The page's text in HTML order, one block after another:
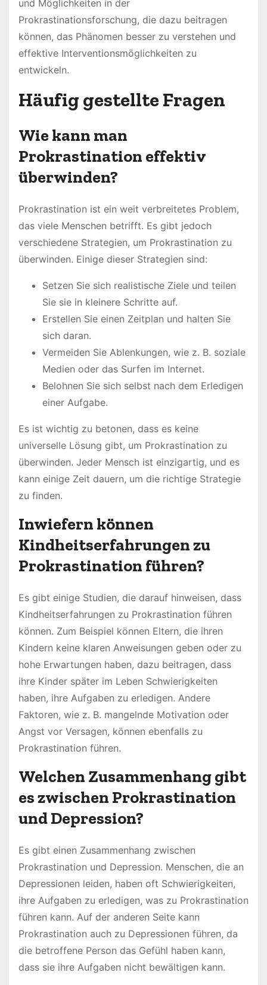
und Möglichkeiten in der
Prokrastinationsforschung, die dazu beitragen
können, das Phänomen besser zu verstehen und
effektive Interventionsmöglichkeiten zu
entwickeln.
Häufig gestellte Fragen
Wie kann man
Prokrastination effektiv
überwinden?
Prokrastination ist ein weit verbreitetes Problem,
das viele Menschen betrifft. Es gibt jedoch
verschiedene Strategien, um Prokrastination zu
überwinden. Einige dieser Strategien sind:
Setzen Sie sich realistische Ziele und teilen
Sie sie in kleinere Schritte auf.
Erstellen Sie einen Zeitplan und halten Sie
sich daran.
Vermeiden Sie Ablenkungen, wie z. B. soziale
Medien oder das Surfen im Internet.
Belohnen Sie sich selbst nach dem Erledigen
einer Aufgabe.
Es ist wichtig zu betonen, dass es keine
universelle Lösung gibt, um Prokrastination zu
überwinden. Jeder Mensch ist einzigartig, und es
kann einige Zeit dauern, um die richtige Strategie
zu finden.
Inwiefern können
Kindheitserfahrungen zu
Prokrastination führen?
Es gibt einige Studien, die darauf hinweisen, dass
Kindheitserfahrungen zu Prokrastination führen
können. Zum Beispiel können Eltern, die ihren
Kindern keine klaren Anweisungen geben oder zu
hohe Erwartungen haben, dazu beitragen, dass
ihre Kinder später im Leben Schwierigkeiten
haben, ihre Aufgaben zu erledigen. Andere
Faktoren, wie z. B. mangelnde Motivation oder
Angst vor Versagen, können ebenfalls zu
Prokrastination führen.
Welchen Zusammenhang gibt
es zwischen Prokrastination
und Depression?
Es gibt einen Zusammenhang zwischen
Prokrastination und Depression. Menschen, die an
Depressionen leiden, haben oft Schwierigkeiten,
ihre Aufgaben zu erledigen, was zu Prokrastination
führen kann. Auf der anderen Seite kann
Prokrastination auch zu Depressionen führen, da
die betroffene Person das Gefühl haben kann,
dass sie ihre Aufgaben nicht bewältigen kann.